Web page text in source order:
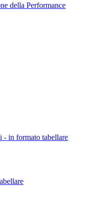
della Performance
- in formato tabellare